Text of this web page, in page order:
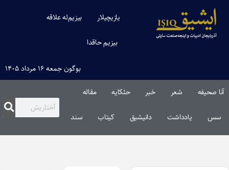
یازیچیلار بیزیم‌له علاقه
بیزیم حاقدا
بوگون جمعه ۱۶ مرداد ۱۴۰۵
آنا صحیفه شعر خبر حئکایه مقاله‌
سس یادداشت دانیشیق کیتاب سند